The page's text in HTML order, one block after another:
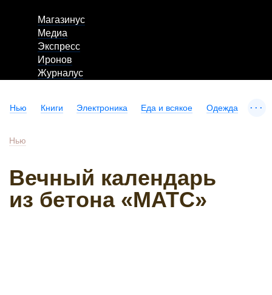
Магазинус
Медиа
Экспресс
Иронов
Журналус
Нью Книги Электроника Еда и всякое Одежда ...
Нью
Вечный календарь
из бетона «МАТС»